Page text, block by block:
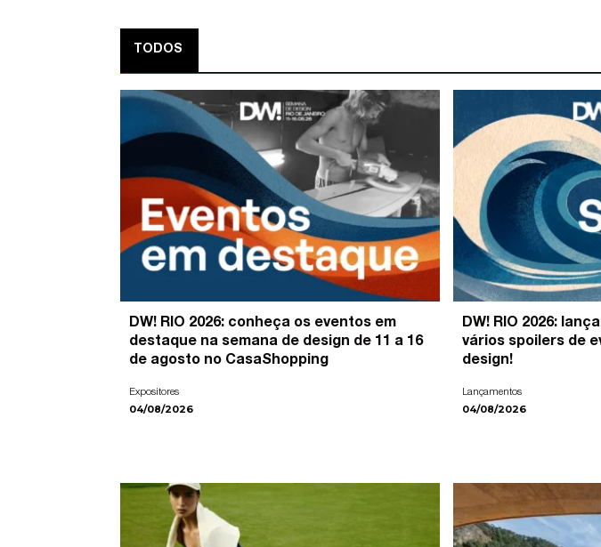
TODOS
DW! RIO 2026: conheça os eventos em
destaque na semana de design de 11 a 16
de agosto no CasaShopping
Expositores
04/08/2026
DW! RIO 2026:
vários spoilers de
design!
Lançamentos
04/08/2026